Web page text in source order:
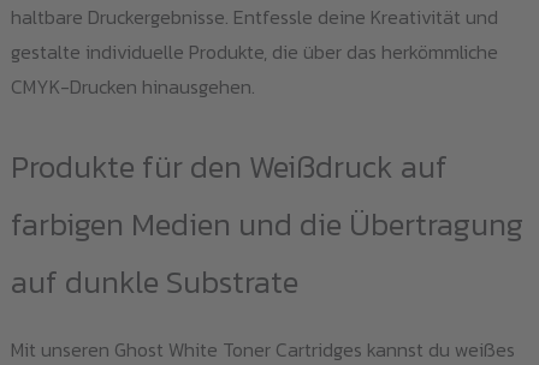
haltbare Druckergebnisse. Entfessle deine Kreativität und
gestalte individuelle Produkte, die über das herkömmliche
CMYK-Drucken hinausgehen.
Produkte für den Weißdruck auf
farbigen Medien und die Übertragung
auf dunkle Substrate
Mit unseren Ghost White Toner Cartridges kannst du weißes